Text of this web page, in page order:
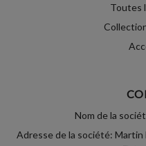
Toutes
Nom de la
Adresse de la société: